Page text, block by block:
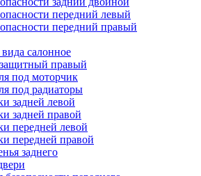
передний левый
передний правый
вида салонное
правый
под моторчик
под радиаторы
задней левой
задней правой
передней левой
передней правой
заднего